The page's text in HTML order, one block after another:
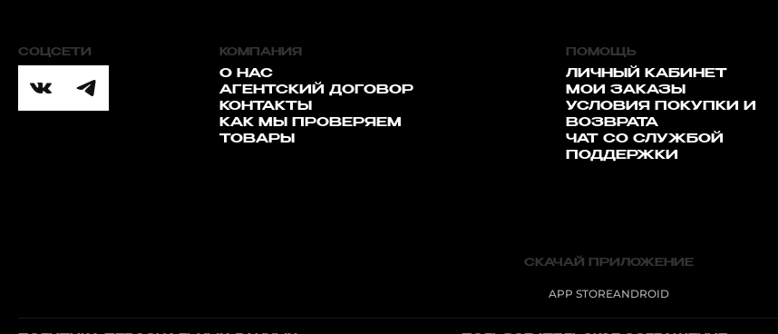
СОЦСЕТИ КОМПАНИЯ
О НАС
АГЕНТСКИЙ ДОГОВОР
КОНТАКТЫ
КАК МЫ ПРОВЕРЯЕМ
ТОВАРЫ
ПОМОЩЬ
ЛИЧНЫЙ КАБИНЕТ
МОИ ЗАКАЗЫ
УСЛОВИЯ ПОКУПКИ И
ВОЗВРАТА
ЧАТ СО СЛУЖБОЙ
ПОДДЕРЖКИ
СКАЧАЙ ПРИЛОЖЕНИЕ
APP STOREANDROID